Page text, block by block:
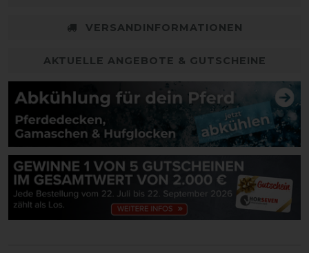
VERSANDINFORMATIONEN
AKTUELLE ANGEBOTE & GUTSCHEINE